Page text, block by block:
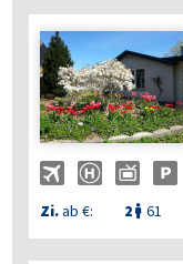
Zi.ab €: 2  61